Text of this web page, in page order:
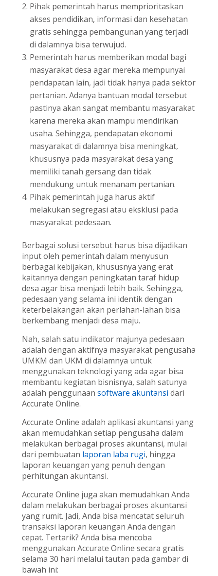
Pihak pemerintah harus memprioritaskan
akses pendidikan, informasi dan kesehatan
gratis sehingga pembangunan yang terjadi
di dalamnya bisa terwujud.
Pemerintah harus memberikan modal bagi
masyarakat desa agar mereka mempunyai
pendapatan lain, jadi tidak hanya pada sektor
pertanian. Adanya bantuan modal tersebut
pastinya akan sangat membantu masyarakat
karena mereka akan mampu mendirikan
usaha. Sehingga, pendapatan ekonomi
masyarakat di dalamnya bisa meningkat,
khususnya pada masyarakat desa yang
memiliki tanah gersang dan tidak
mendukung untuk menanam pertanian.
Pihak pemerintah juga harus aktif
melakukan segregasi atau eksklusi pada
masyarakat pedesaan.
Berbagai solusi tersebut harus bisa dijadikan
input oleh pemerintah dalam menyusun
berbagai kebijakan, khususnya yang erat
kaitannya dengan peningkatan taraf hidup
desa agar bisa menjadi lebih baik. Sehingga,
pedesaan yang selama ini identik dengan
keterbelakangan akan perlahan-lahan bisa
berkembang menjadi desa maju.
Nah, salah satu indikator majunya pedesaan
adalah dengan aktifnya masyarakat pengusaha
UMKM dan UKM di dalamnya untuk
menggunakan teknologi yang ada agar bisa
membantu kegiatan bisnisnya, salah satunya
adalah penggunaan software akuntansi dari
Accurate Online.
Accurate Online adalah aplikasi akuntansi yang
akan memudahkan setiap pengusaha dalam
melakukan berbagai proses akuntansi, mulai
dari pembuatan laporan laba rugi, hingga
laporan keuangan yang penuh dengan
perhitungan akuntansi.
Accurate Online juga akan memudahkan Anda
dalam melakukan berbagai proses akuntansi
yang rumit. Jadi, Anda bisa mencatat seluruh
transaksi laporan keuangan Anda dengan
cepat. Tertarik? Anda bisa mencoba
menggunakan Accurate Online secara gratis
selama 30 hari melalui tautan pada gambar di
bawah ini: